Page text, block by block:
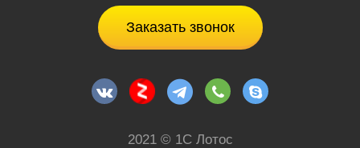
Заказать звонок
2021 © 1С Лотос